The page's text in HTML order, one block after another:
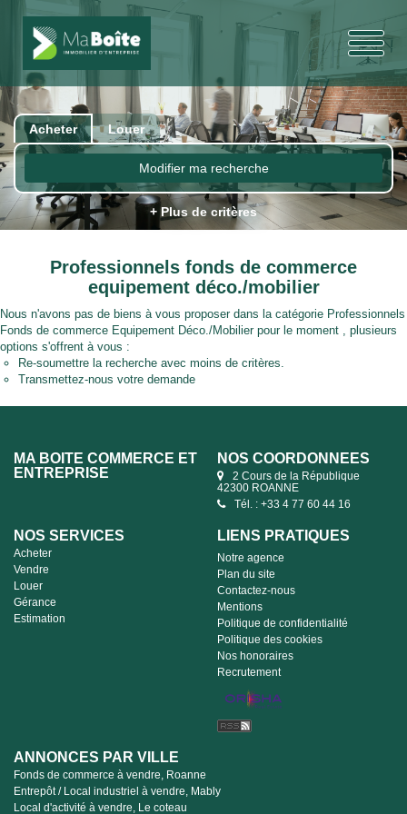
Acheter Louer
Modifier ma recherche
+ Plus de critères
Professionnels fonds de commerce
equipement déco./mobilier
Nous n'avons pas de biens à vous proposer dans la catégorie Professionnels
Fonds de commerce Equipement Déco./Mobilier pour le moment , plusieurs
options s'offrent à vous :
Re-soumettre la recherche avec moins de critères.
Transmettez-nous votre demande
MA BOITE COMMERCE ET
ENTREPRISE
NOS COORDONNÉES
2 Cours de la République
42300 ROANNE
Tél. : +33 4 77 60 44 16
NOS SERVICES
Acheter
Vendre
Louer
Gérance
Estimation
LIENS PRATIQUES
Notre agence
Plan du site
Contactez-nous
Mentions
Politique de confidentialité
Politique des cookies
Nos honoraires
Recrutement
ANNONCES PAR VILLE
Fonds de commerce à vendre, Roanne
Entrepôt / Local industriel à vendre, Mably
Local d'activité à vendre, Le coteau